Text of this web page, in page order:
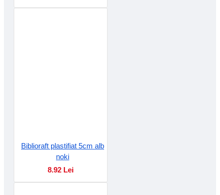
Biblioraft plastifiat 5cm alb
noki
8.92 Lei